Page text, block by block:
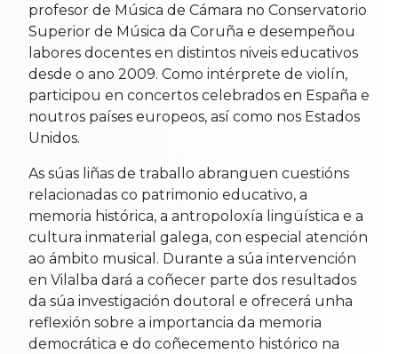
profesor de Música de Cámara no Conservatorio
Superior de Música da Coruña e desempeñou
labores docentes en distintos niveis educativos
desde o ano 2009. Como intérprete de violín,
participou en concertos celebrados en España e
noutros países europeos, así como nos Estados
Unidos.
As súas liñas de traballo abranguen cuestións
relacionadas co patrimonio educativo, a
memoria histórica, a antropoloxía lingüística e a
cultura inmaterial galega, con especial atención
ao ámbito musical. Durante a súa intervención
en Vilalba dará a coñecer parte dos resultados
da súa investigación doutoral e ofrecerá unha
reflexión sobre a importancia da memoria
democrática e do coñecemento histórico na